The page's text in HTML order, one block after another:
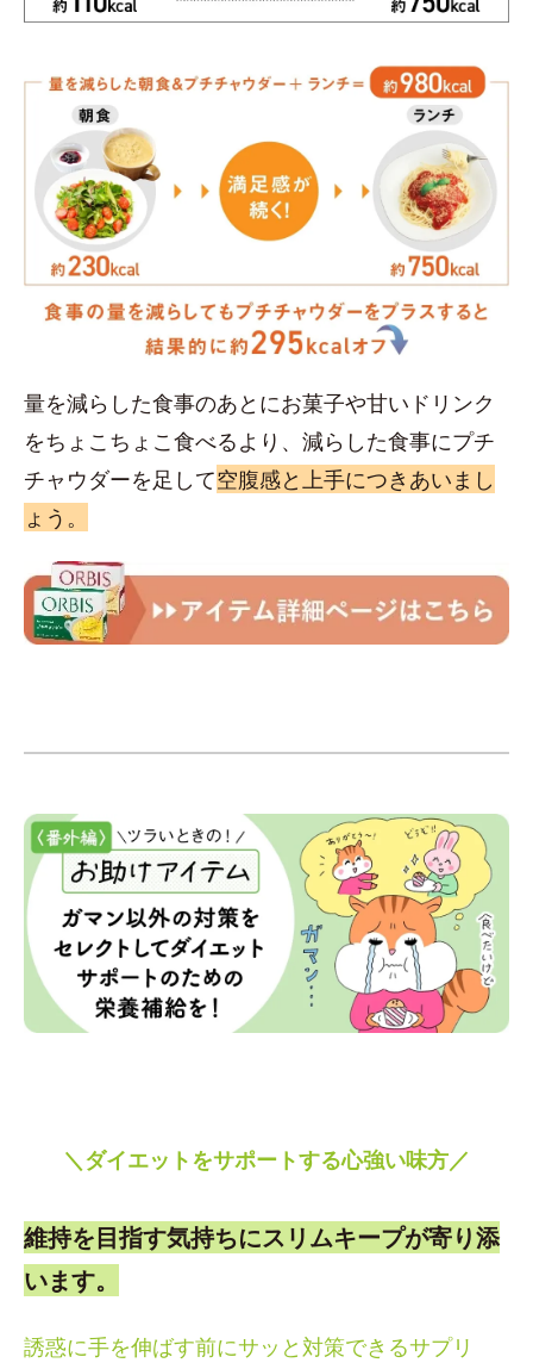
量を減らした食事のあとにお菓子や甘いドリンク
をちょこちょこ食べるより、減らした食事にプチ
チャウダーを足して空腹感と上手につきあいまし
ょう。
＼ダイエットをサポートする心強い味方／
維持を目指す気持ちにスリムキープが寄り添
います。
誘惑に手を伸ばす前にサッと対策できるサプリ